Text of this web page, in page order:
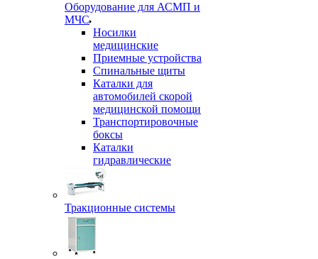
Оборудование для АСМП и
МЧС
Носилки
медицинские
Приемные устройства
Спинальные щиты
Каталки для
автомобилей скорой
медицинской помощи
Транспортировочные
боксы
Каталки
гидравлические
Тракционные системы